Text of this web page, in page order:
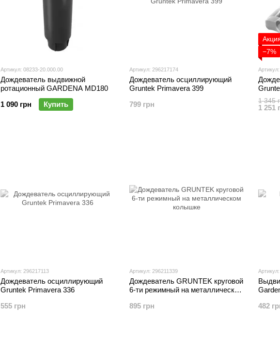
Артикул: 08233-20.000.00
Дождеватель выдвижной
ротационный GARDENA MD180
1 090 грн
Купить
Артикул: 296217174
Дождеватель осциллирующий
Gruntek Primavera 399
799 грн
−7%
1 345
1 251
Артикул: 296217113
Дождеватель осциллирующий
Gruntek Primavera 336
555 грн
Артикул: 296211339
Дождеватель GRUNTEK круговой
6-ти режимный на металлическом
895 грн
482